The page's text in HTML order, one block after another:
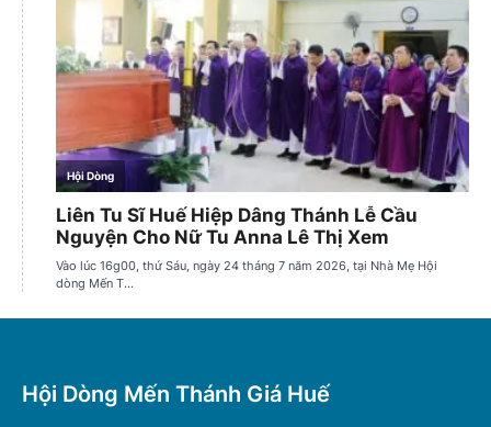
Hội Dòng Mến Thánh Giá Huế